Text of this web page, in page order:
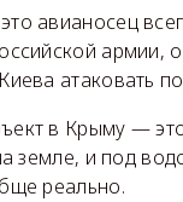
авианосец
армии,
атаковать
в Крыму —
земле, и под
реально.